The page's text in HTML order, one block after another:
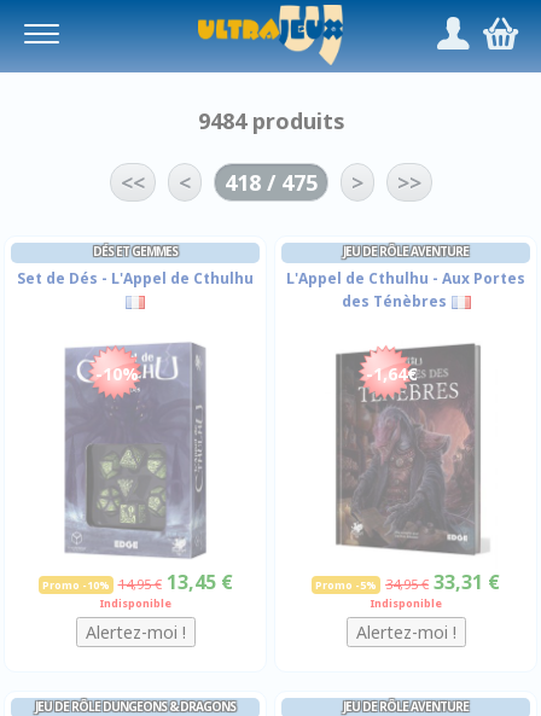
/,
9484 produits
<< < 418 / 475 > >>
DÉS ET GEMMES
Set de Dés - L'Appel de Cthulhu
-10%
Promo -10% 14,95 € 13,45 €
Indisponible
JEU DE RÔLE AVENTURE
L'Appel de Cthulhu - Aux Portes
des Ténèbres
-1,64€
Promo -5% 34,95 € 33,31 €
Indisponible
JEU DE RÔLE DUNGEONS & DRAGONS JEU DE RÔLE AVENTURE